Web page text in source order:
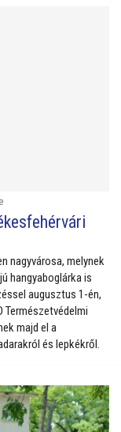
nagyvárosa, melynek
hangyaboglárka is
augusztus 1-én,
Természetvédelmi
majd el a
és lepkékről.